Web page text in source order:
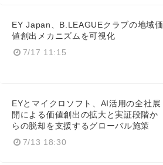
EY Japan、B.LEAGUEクラブの地域価
値創出メカニズムを可視化
7/17 11:15
EYとマイクロソフト、AI活用の全社展
開による価値創出の拡大と実証段階か
らの脱却を支援するグローバル施策
7/13 18:30